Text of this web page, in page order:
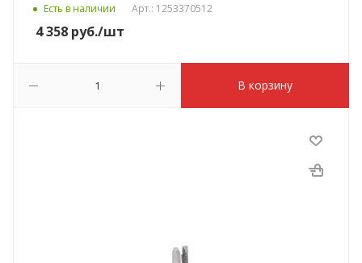
Есть в наличии Арт.: 1253370512
4 358 руб./шт
В корзину